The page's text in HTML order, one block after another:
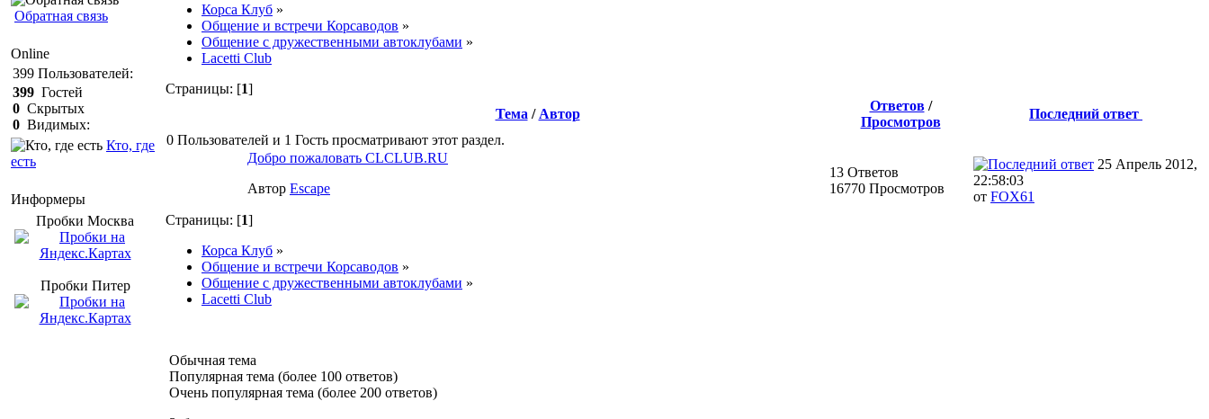
Обратная связь
Online
399 Пользователей:
399 Гостей
0 Скрытых
0 Видимых:
Кто, где
есть
Информеры
Пробки Mосква
Пробки Питер
Корса Клуб »
Общение и встречи Корсаводов »
Общение с дружественными автоклубами »
Lacetti Club
Страницы: [1]
Тема / Автор
Ответов/
Просмотров
Последний ответ
0 Пользователей и 1 Гость просматривают этот раздел.
Добро пожаловать CLCLUB.RU
Автор Escape
13 Ответов
16770 Просмотров
25 Апрель 2012,
22:58:03
от FOX61
Страницы: [1]
Корса Клуб »
Общение и встречи Корсаводов »
Общение с дружественными автоклубами »
Lacetti Club
Обычная тема
Популярная тема (более 100 ответов)
Очень популярная тема (более 200 ответов)